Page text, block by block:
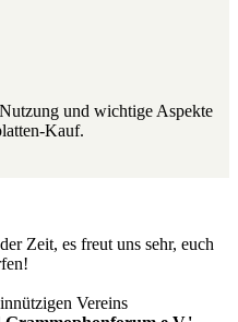
und wichtige Aspekte
Kauf.
Zeit, es freut uns sehr, euch
Vereins